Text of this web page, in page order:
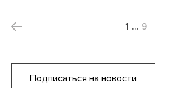
1 … 9
Подписаться на новости